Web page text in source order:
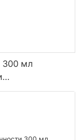
300 мл